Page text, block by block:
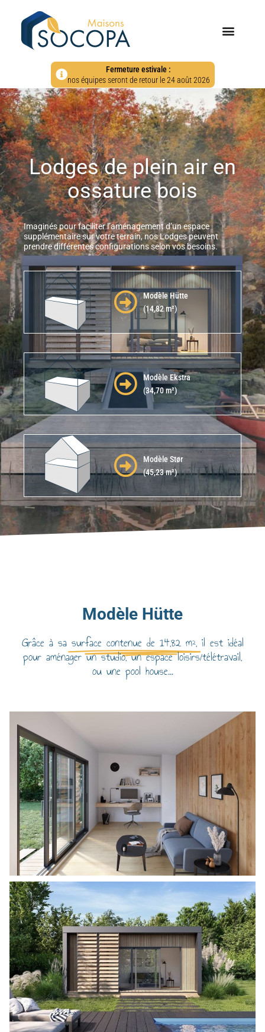
Fermeture estivale :
nos équipes seront de retour le 24 août 2026
Lodges de plein air en
ossature bois
Imaginés pour faciliter l’aménagement d’un espace
supplémentaire sur votre terrain, nos Lodges peuvent
prendre différentes configurations selon vos besoins.
Modèle Hütte
(14,82 m²)
Modèle Ekstra
(34,70 m²)
Modèle Stør
(45,23 m²)
Modèle Hütte
Grâce à sa surface contenue de 14,82 m², il est idéal
pour aménager un studio, un espace loisirs/télétravail,
ou une pool house...